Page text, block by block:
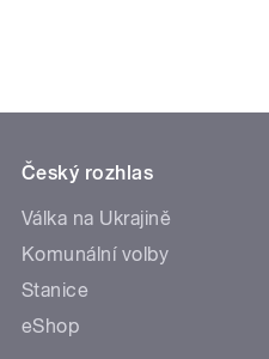
Český rozhlas
Válka na Ukrajině
Komunální volby
Stanice
eShop